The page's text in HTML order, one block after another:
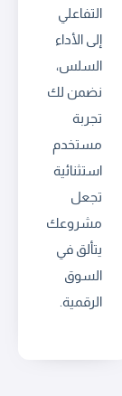
التفاعلي
إلى الأداء
السلس،
نضمن لك
تجربة
مستخدم
استثنائية
تجعل
مشروعك
يتألق في
السوق
الرقمية.